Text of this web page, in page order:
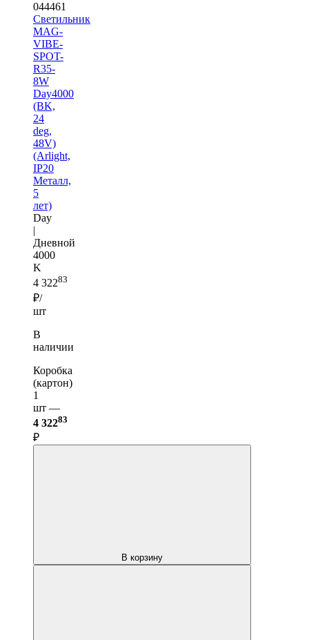
044461
Светильник
MAG-
VIBE-
SPOT-
R35-
8W
Day4000
(BK,
24
deg,
48V)
(Arlight,
IP20
Металл,
5
лет)
Day
|
Дневной
4000
K
4 32283
₽/
шт
В
наличии
Коробка
(картон)
1
шт —
4 32283
₽
В корзину